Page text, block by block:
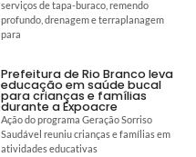
serviços de tapa-buraco, remendo
profundo, drenagem e terraplanagem
para
Prefeitura de Rio Branco leva
educação em saúde bucal
para crianças e famílias
durante a Expoacre
Ação do programa Geração Sorriso
Saudável reuniu crianças e famílias em
atividades educativas